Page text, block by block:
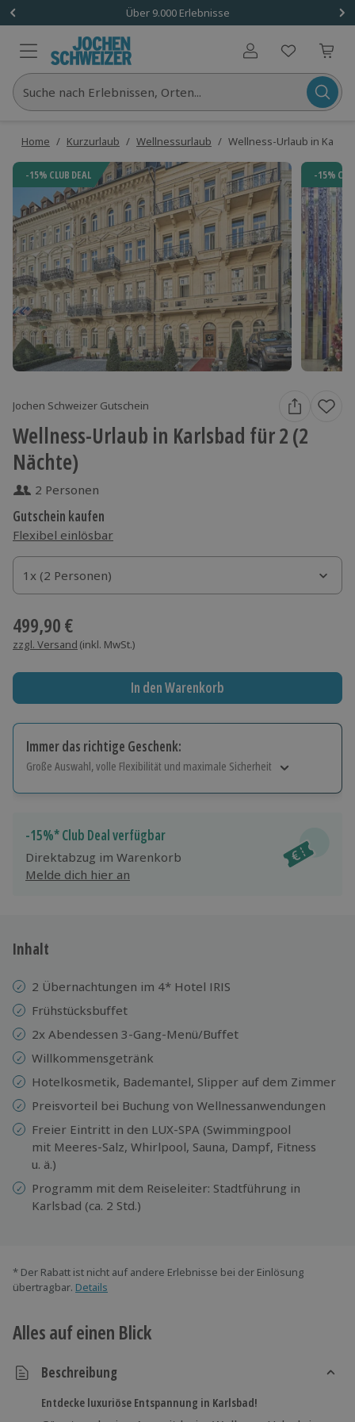
Über 9.000 Erlebnisse
Benutzerkonto
Suche nach Erlebnissen, Orten...
Home / Kurzurlaub / Wellnessurlaub / Wellness-Urlaub in
-15% CLUB DEAL -15%
Jochen Schweizer Gutschein
Wellness-Urlaub in Karlsbad für 2 (2
Nächte)
2 Personen
Gutschein kaufen
Flexibel einlösbar
1x (2 Personen)
1x (2 Personen)
1x (2 Personen)
499,90 €
zzgl. Versand (inkl. MwSt.)
In den Warenkorb
Immer das richtige Geschenk:
Große Auswahl, volle Flexibilität und maximale Sicherheit
Jeder Gutschein für alle Erlebnisse einlösbar.
Maximale Sicherheit
10 Jahre gültig & verlängerbar.
-15%* Club Deal verfügbar
Direktabzug im Warenkorb
Melde dich hier an
Inhalt
2 Übernachtungen im 4* Hotel IRIS
Frühstücksbuffet
2x Abendessen 3-Gang-Menü/Buffet
Willkommensgetränk
Hotelkosmetik, Bademantel, Slipper auf dem Zimmer
Preisvorteil bei Buchung von Wellnessanwendungen
Freier Eintritt in den LUX-SPA (Swimmingpool
mit Meeres-Salz, Whirlpool, Sauna, Dampf, Fitness
u. ä.)
Programm mit dem Reiseleiter: Stadtführung in
Karlsbad (ca. 2 Std.)
* Der Rabatt ist nicht auf andere Erlebnisse bei der Einlösung
übertragbar. Details
Alles auf einen Blick
Beschreibung
Entdecke luxuriöse Entspannung in Karlsbad!